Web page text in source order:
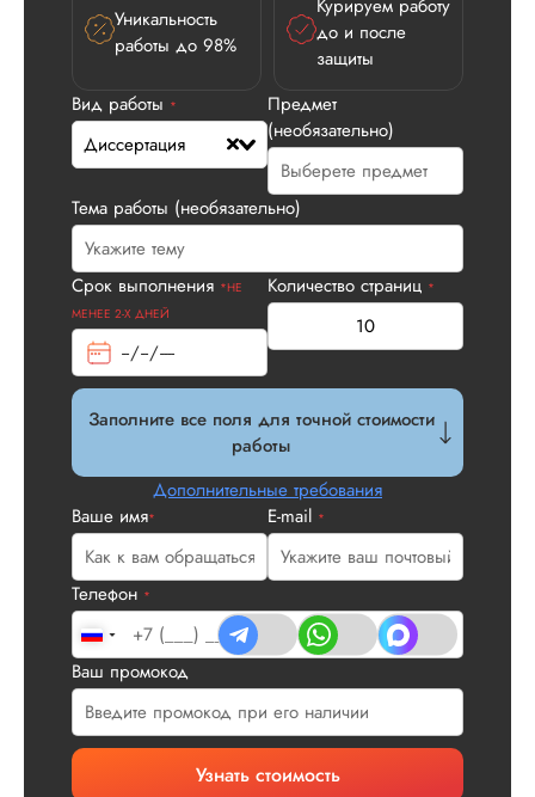
Уникальность
работы до 98%
Курируем работу
до и после
защиты
Вид работы *
Диссертация
Предмет
(необязательно)
Тема работы (необязательно)
Срок выполнения *НЕ
МЕНЕЕ 2-Х ДНЕЙ
Количество страниц *
Заполните все поля для точной стоимости
работы
Дополнительные требования
Ваше имя* E-mail *
Телефон *
Ваш промокод
Узнать стоимость
Диссертация
Дата:2026-05-21
У нас с другом
Нас полностью
устроила стоимость
услуги, наличие
официального
по структуре
плане. Научруки
не задалбывали,
и сказал...
улыбкой! Спасибо.
Ответ от